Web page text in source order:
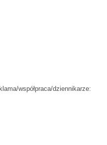
współpraca/dziennikarze: